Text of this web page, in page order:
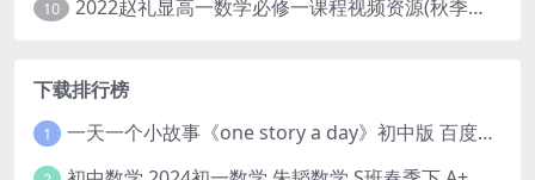
10 2022赵礼显高一数学必修一课程视频资源(秋季班 含讲义)百度网盘云
下载排行榜
1 一天一个小故事《one story a day》初中版 百度网盘分享下载